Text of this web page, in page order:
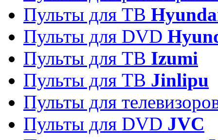
Пульты для ТВ
Пульты для DVD
Пульты для ТВ Izumi
Пульты для ТВ Jinlipu
Пульты для
Пульты для DVD JVC